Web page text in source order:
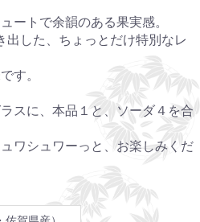
ートで余韻のある果実感。
出した、ちょっとだけ特別なレ
す。
スに、本品１と、ソーダ４を合
ワシュワーっと、お楽しみくだ